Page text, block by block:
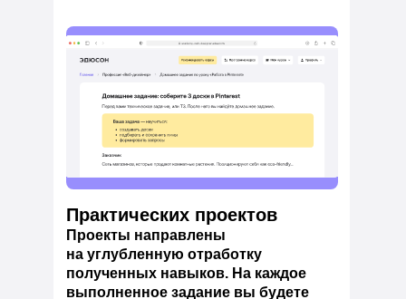
Практических проектов
Проекты направлены
на углубленную отработку
полученных навыков. На каждое
выполненное задание вы будете